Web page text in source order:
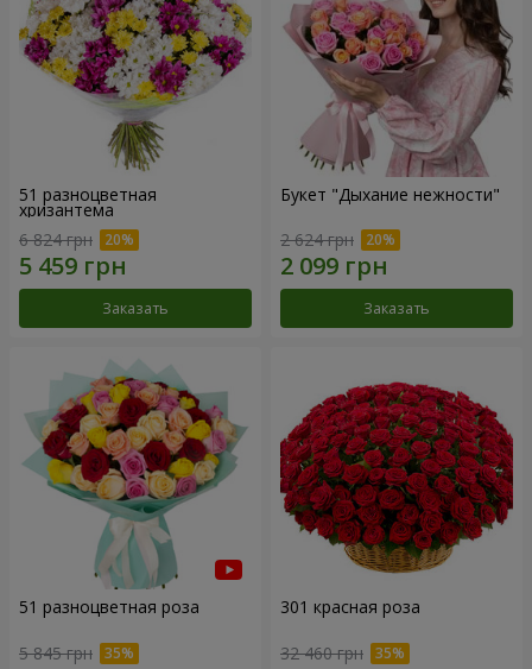
51 разноцветная
хризантема
6 824 грн
Заказать
Букет "Дыхание нежности"
2 624 грн
Заказать
51 разноцветная роза
5 845 грн
301 красная роза
32 460 грн